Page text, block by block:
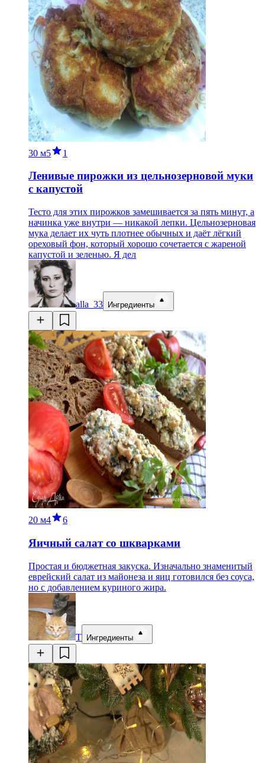
30 м5 1
Ленивые пирожки из цельнозерновой муки
с капустой
Тесто для этих пирожков замешивается за пять минут, а
начинка уже внутри — никакой лепки. Цельнозерновая
мука делает их чуть плотнее обычных и даёт лёгкий
ореховый фон, который хорошо сочетается с жареной
капустой и зеленью. Я дел
alla_33 Ингредиенты
20 м4 6
Яичный салат со шкварками
Простая и бюджетная закуска. Изначально знаменитый
еврейский салат из майонеза и яиц готовился без соуса,
но с добавлением куриного жира.
Т Ингредиенты